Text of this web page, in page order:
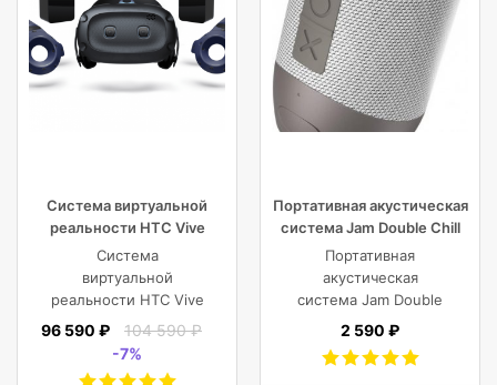
Система виртуальной
реальности HTC Vive
Cosmos Elite
Система
виртуальной
реальности HTC Vive
Cosmos Elite
96 590 ₽
104 590 ₽
-7%
Портативная акустическая
система Jam Double Chill
Grey
Портативная
акустическая
система Jam Double
Chill Grey (серый)
2 590 ₽